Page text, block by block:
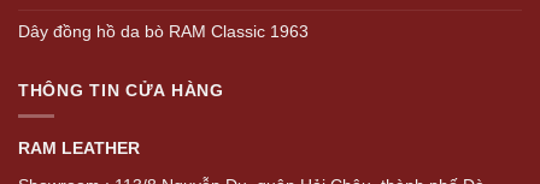
Dây đồng hồ da bò RAM Classic 1963
THÔNG TIN CỬA HÀNG
RAM LEATHER